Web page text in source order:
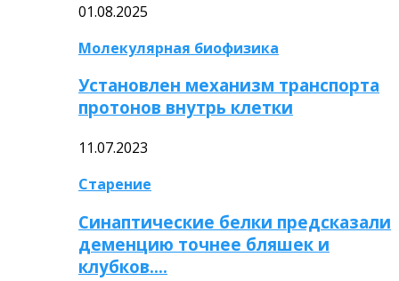
01.08.2025
Молекулярная биофизика
Установлен механизм транспорта
протонов внутрь клетки
11.07.2023
Старение
Синаптические белки предсказали
деменцию точнее бляшек и
клубков….